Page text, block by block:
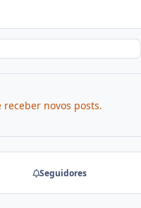
novos posts.
Seguidores